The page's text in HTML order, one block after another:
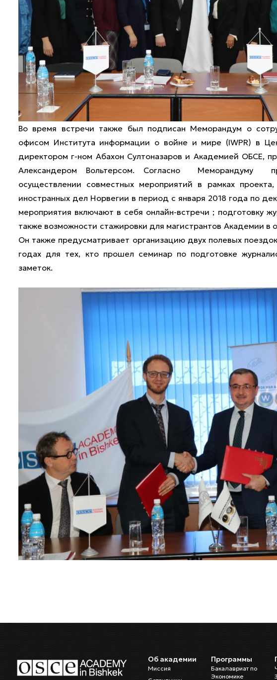
Во время встречи также был подписан Меморандум о
офисом Института информации о войне и мире (IWPR) в
директором г-ном Абахон Султоназаров и Академией ОБСЕ,
Александером Вольтерсом. Согласно Меморандуму
осуществлении совместных мероприятий в рамках
иностранных дел Норвегии в период с января 2018 года по
мероприятия включают в себя онлайн-встречи ; подготовку
также возможности стажировки для магистрантов Академии в
Он также предусматривает организацию двух полевых
годах для тех, кто прошел семинар по подготовке
заметок.
Об академии
Миссия
Программы
Бакалавриат по
Экономике